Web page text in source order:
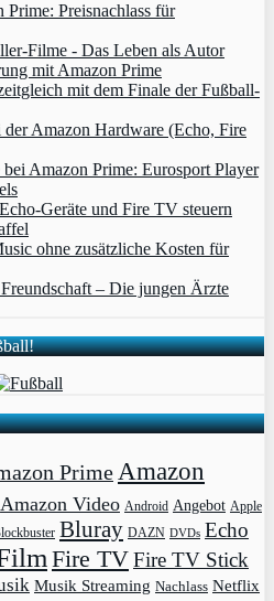
Prime: Preisnachlass für
Filme - Das Leben als Autor
mit Amazon Prime
mit dem Finale der Fußball-
der Amazon Hardware (Echo, Fire
Amazon Prime: Eurosport Player
Geräte und Fire TV steuern
ohne zusätzliche Kosten für
– Die jungen Ärzte
PrimeAmazon
Amazon Video Android Angebot Apple
Bluray DAZN DVDs Echo
Fire TVFire TV Stick
Musik Streaming Nachlass Netflix